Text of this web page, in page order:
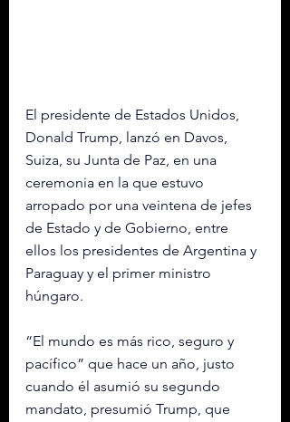
El presidente de Estados Unidos,
Donald Trump, lanzó en Davos,
Suiza, su Junta de Paz, en una
ceremonia en la que estuvo
arropado por una veintena de jefes
de Estado y de Gobierno, entre
ellos los presidentes de Argentina y
Paraguay y el primer ministro
húngaro.
“El mundo es más rico, seguro y
pacífico” que hace un año, justo
cuando él asumió su segundo
mandato, presumió Trump, que